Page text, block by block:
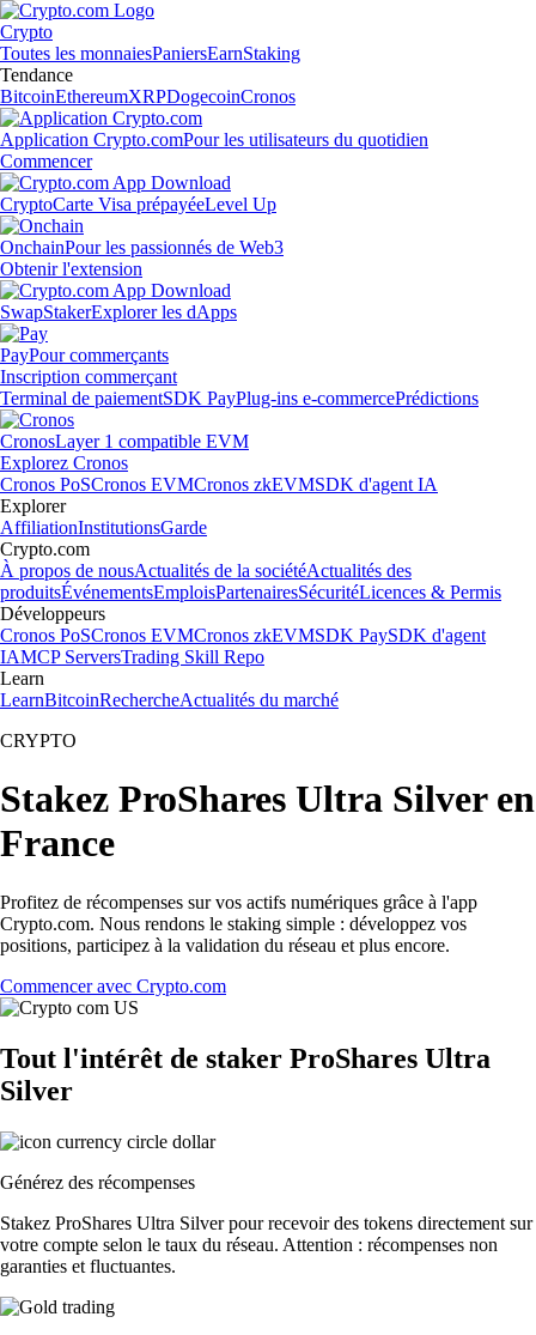
Crypto
Toutes les monnaiesPaniersEarnStaking
Tendance
BitcoinEthereumXRPDogecoinCronos
Application Crypto.comPour les utilisateurs du quotidien
Commencer
CryptoCarte Visa prépayéeLevel Up
OnchainPour les passionnés de Web3
Obtenir l'extension
SwapStakerExplorer les dApps
PayPour commerçants
Inscription commerçant
Terminal de paiementSDK PayPlug-ins e-commercePrédictions
CronosLayer 1 compatible EVM
Explorez Cronos
Cronos PoSCronos EVMCronos zkEVMSDK d'agent IA
Explorer
AffiliationInstitutionsGarde
Crypto.com
À propos de nousActualités de la sociétéActualités des
produitsÉvénementsEmploisPartenairesSécuritéLicences & Permis
Développeurs
Cronos PoSCronos EVMCronos zkEVMSDK PaySDK d'agent
IAMCP ServersTrading Skill Repo
Learn
LearnBitcoinRechercheActualités du marché
CRYPTO
Stakez ProShares Ultra Silver en
France
Profitez de récompenses sur vos actifs numériques grâce à l'app
Crypto.com. Nous rendons le staking simple : développez vos
positions, participez à la validation du réseau et plus encore.
Commencer avec Crypto.com
Tout l'intérêt de staker ProShares Ultra
Silver
Générez des récompenses
Stakez ProShares Ultra Silver pour recevoir des tokens directement sur
votre compte selon le taux du réseau. Attention : récompenses non
garanties et fluctuantes.